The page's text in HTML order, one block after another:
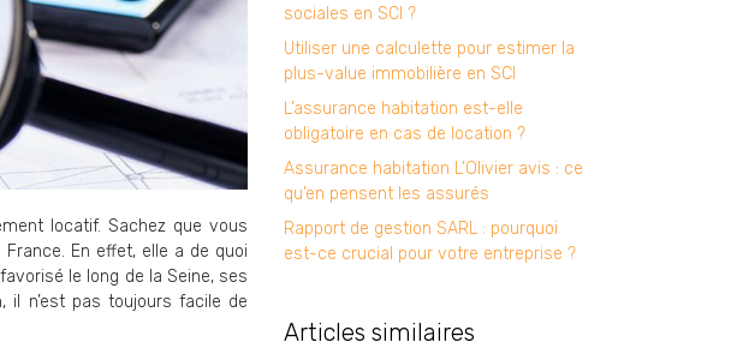
locatif. Sachez que vous
En effet, elle a de quoi
le long de la Seine, ses
il n’est pas toujours facile de
sociales en SCI ?
Utiliser une calculette pour estimer la
plus-value immobilière en SCI
L’assurance habitation est-elle
obligatoire en cas de location ?
Assurance habitation L’Olivier avis : ce
qu’en pensent les assurés
Rapport de gestion SARL : pourquoi
est-ce crucial pour votre entreprise ?
Articles similaires